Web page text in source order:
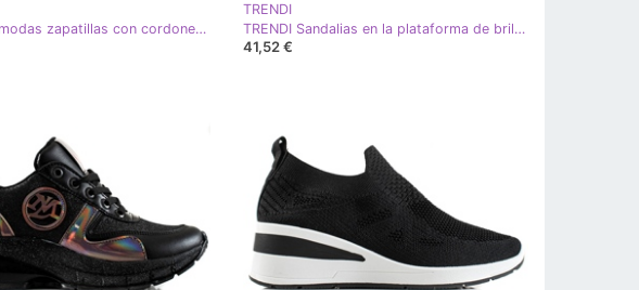
TRENDI Cómodas zapatillas con cordones blanco negro
TRENDI
TRENDI Sandalias en la plataforma de brillo negro
41,52 €